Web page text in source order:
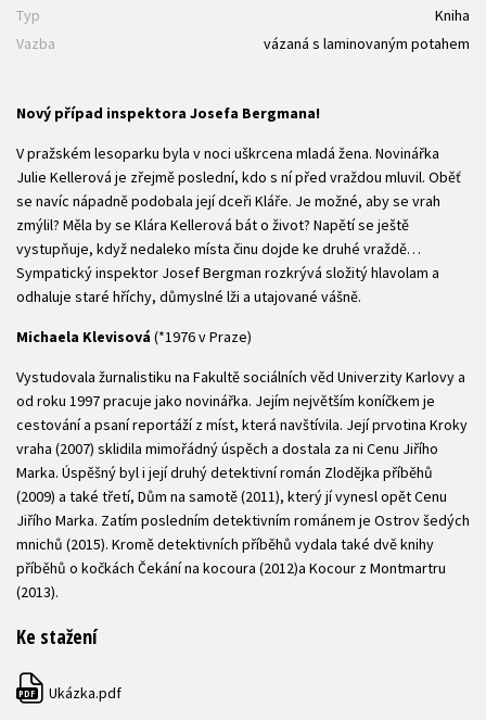
Typ
Kniha
Vazba
vázaná s laminovaným potahem
Nový případ inspektora Josefa Bergmana!
V pražském lesoparku byla v noci uškrcena mladá žena. Novinářka
Julie Kellerová je zřejmě poslední, kdo s ní před vraždou mluvil. Oběť
se navíc nápadně podobala její dceři Kláře. Je možné, aby se vrah
zmýlil? Měla by se Klára Kellerová bát o život? Napětí se ještě
vystupňuje, když nedaleko místa činu dojde ke druhé vraždě…
Sympatický inspektor Josef Bergman rozkrývá složitý hlavolam a
odhaluje staré hříchy, důmyslné lži a utajované vášně.
Michaela Klevisová (*1976 v Praze)
Vystudovala žurnalistiku na Fakultě sociálních věd Univerzity Karlovy a
od roku 1997 pracuje jako novinářka. Jejím největším koníčkem je
cestování a psaní reportáží z míst, která navštívila. Její prvotina Kroky
vraha (2007) sklidila mimořádný úspěch a dostala za ni Cenu Jiřího
Marka. Úspěšný byl i její druhý detektivní román Zlodějka příběhů
(2009) a také třetí, Dům na samotě (2011), který jí vynesl opět Cenu
Jiřího Marka. Zatím posledním detektivním románem je Ostrov šedých
mnichů (2015). Kromě detektivních příběhů vydala také dvě knihy
příběhů o kočkách Čekání na kocoura (2012)a Kocour z Montmartru
(2013).
Ke stažení
PDF Ukázka.pdf